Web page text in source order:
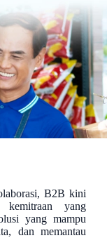
B2B kini
kemitraan yang
yang mampu
dan memantau